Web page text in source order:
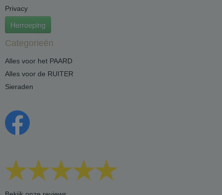
Privacy
Herroeping
Categorieën
Alles voor het PAARD
Alles voor de RUITER
Sieraden